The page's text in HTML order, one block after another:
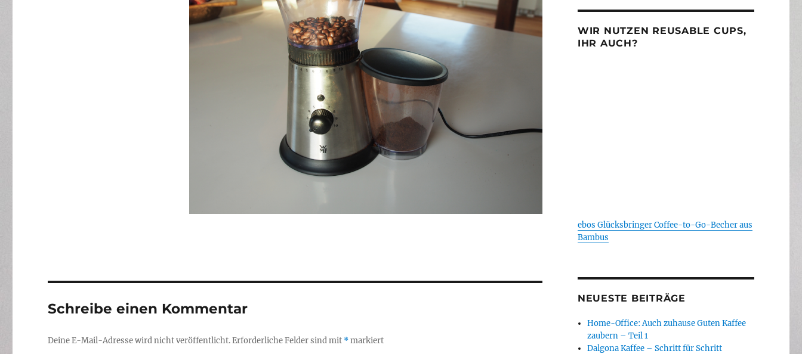
Schreibe einen Kommentar
Deine E-Mail-Adresse wird nicht veröffentlicht.Erforderliche Felder sind mit *markiert
WIR NUTZEN REUSABLE CUPS,
IHR AUCH?
ebos Glücksbringer Coffee-to-Go-Becher aus
Bambus
NEUESTE BEITRÄGE
Home-Office: Auch zuhause Guten Kaffee
zaubern – Teil 1
Dalgona Kaffee – Schritt für Schritt